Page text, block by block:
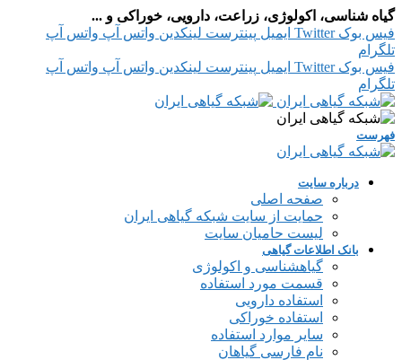
گیاه شناسی، اکولوژی، زراعت، دارویی، خوراکی و ...
فیس بوک Twitter ایمیل پینترست لینکدین واتس آپ واتس آپ
تلگرام
فیس بوک Twitter ایمیل پینترست لینکدین واتس آپ واتس آپ
تلگرام
فهرست
درباره سایت
صفحه اصلی
حمایت از سایت شبکه گیاهی ایران
لیست حامیان سایت
بانک اطلاعات گیاهی
گیاهشناسی و اکولوژی
قسمت مورد استفاده
استفاده دارویی
استفاده خوراکی
سایر موارد استفاده
نام فارسی گیاهان